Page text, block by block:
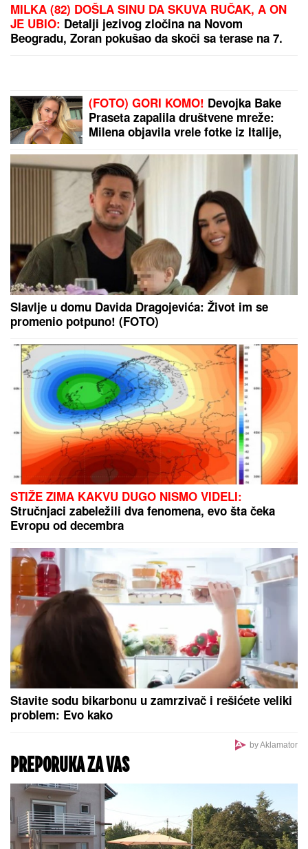
Bila je u KOMI tri dana, a SVE JE ČULA: "Nisam
EVO KAKO SE BRANI VOZAČ
KAMIONA KOJI JE POKOSIO
PUTARESaslušan u tužilaštvu u
Šapcu: Udario u pešake na putu, pa
završio kod metalne ograde
Ako ovako radite, samo povećavate
račun za struju: Evo da li je bolje da
klima radi bez prestanka ili da se
povremeno gasi
MILKA (82) DOŠLA SINU DA SKUVA RUČAK, A ON
JE UBIO:Detalji jezivog zločina na Novom
Beogradu, Zoran pokušao da skoči sa terase na 7.
spratu
(FOTO) GORI KOMO!
Devojka Bake
Praseta zapalila društvene mreže:
Milena objavila vrele fotke iz Italije,
bujni dekolte u prvom planu
Slavlje u domu Davida Dragojevića: Život im se
promenio potpuno! (FOTO)